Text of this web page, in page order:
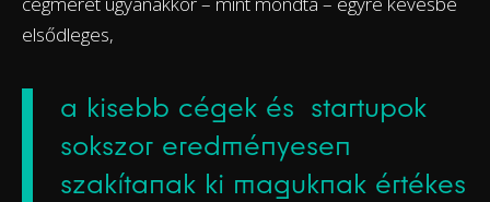
elsődleges,
a kisebb cégek és startupok
sokszor eredményesen
szakítanak ki maguknak értékes